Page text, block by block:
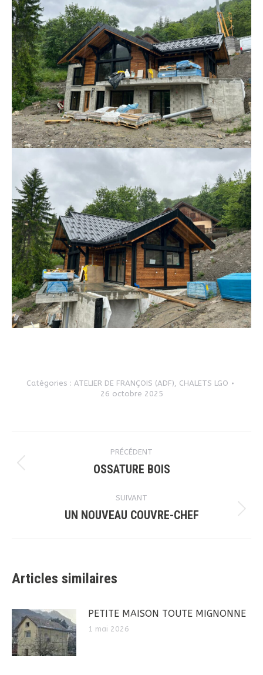
Catégories : ATELIER DE FRANÇOIS (ADF), CHALETS LGO
26 octobre 2025
article
PRÉCÉDENT
Article
:
OSSATURE BOIS
SUIVANT
Article
UN NOUVEAU COUVRE-CHEF
Articles similaires
PETITE MAISON TOUTE MIGNONNE
1 mai 2026